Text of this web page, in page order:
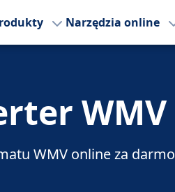
Narzędzia online
WMV
WMV online za darmo